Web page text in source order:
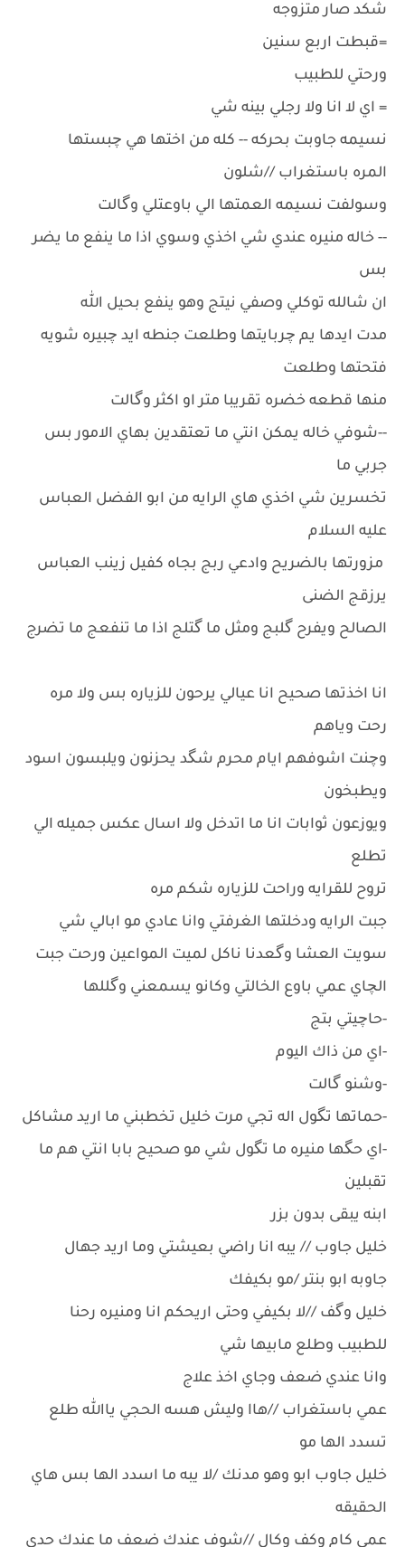
شكد صار متزوجه
=قبطت اربع سنين
ورحتي للطبيب
= اي لا انا ولا رجلي بينه شي
نسيمه جاوبت بحركه -- كله من اختها هي چبستها
المره باستغراب //شلون
وسولفت نسيمه العمتها الي باوعتلي وگالت
-- خاله منيره عندي شي اخذي وسوي اذا ما ينفع ما يضر
بس
ان شالله توكلي وصفي نيتج وهو ينفع بحيل الله
مدت ايدها يم چربايتها وطلعت جنطه ايد چبيره شويه
فتحتها وطلعت
منها قطعه خضره تقريبا متر او اكثر وگالت
--شوفي خاله يمكن انتي ما تعتقدين بهاي الامور بس
جربي ما
تخسرين شي اخذي هاي الرايه من ابو الفضل العباس
عليه السلام
مزورتها بالضريح وادعي ربج بجاه كفيل زينب العباس
يرزقج الضنى
الصالح ويفرح گلبج ومثل ما گتلج اذا ما تنفعج ما تضرج
انا اخذتها صحيح انا عيالي يرحون للزياره بس ولا مره
رحت وياهم
وچنت اشوفهم ايام محرم شگد يحزنون ويلبسون اسود
ويطبخون
ويوزعون ثوابات انا ما اتدخل ولا اسال عكس جميله الي
تطلع
تروح للقرايه وراحت للزياره شكم مره
جبت الرايه ودخلتها الغرفتي وانا عادي مو ابالي شي
سويت العشا وگعدنا ناكل لميت المواعين ورحت جبت
الچاي عمي باوع الخالتي وكانو يسمعني وگللها
-حاچيتي بتج
-اي من ذاك اليوم
-وشنو گالت
-حماتها تگول اله تجي مرت خليل تخطبني ما اريد مشاكل
-اي حگها منيره ما تگول شي مو صحيح بابا انتي هم ما
تقبلين
ابنه يبقى بدون بزر
خليل جاوب // يبه انا راضي بعيشتي وما اريد جهال
جاوبه ابو بنتر /مو بكيفك
خليل وگف //لا بكيفي وحتى اريحكم انا ومنيره رحنا
للطبيب وطلع مابيها شي
وانا عندي ضعف وجاي اخذ علاج
عمي باستغراب //هاا وليش هسه الحجي ياالله طلع
تسدد الها مو
خليل جاوب ابو وهو مدنك /لا يبه ما اسدد الها بس هاي
الحقيقه
عمي كام وكف وكال //شوف عندك ضعف ما عندك حدي